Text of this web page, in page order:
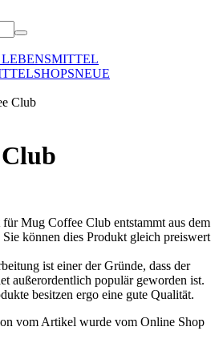
NEUE
Club
Mug Coffee Club entstammt aus dem
können dies Produkt gleich preiswert
ist einer der Gründe, dass der
außerordentlich populär geworden ist.
besitzen ergo eine gute Qualität.
vom Artikel wurde vom Online Shop